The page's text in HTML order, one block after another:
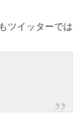
ツイッターでは